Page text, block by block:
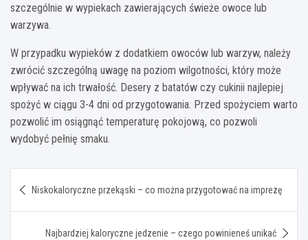
szczególnie w wypiekach zawierających świeże owoce lub
warzywa.
W przypadku wypieków z dodatkiem owoców lub warzyw, należy
zwrócić szczególną uwagę na poziom wilgotności, który może
wpływać na ich trwałość. Desery z batatów czy cukinii najlepiej
spożyć w ciągu 3-4 dni od przygotowania. Przed spożyciem warto
pozwolić im osiągnąć temperaturę pokojową, co pozwoli
wydobyć pełnię smaku.
wpisu
Niskokaloryczne przekąski – co można przygotować na imprezę
Najbardziej kaloryczne jedzenie – czego powinieneś unikać